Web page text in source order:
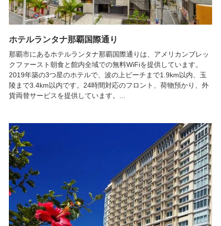
ホテルランタナ那覇国際通り
那覇市にあるホテルランタナ那覇国際通りは、アメリカンブレッ
クファースト朝食と館内全域での無料WiFiを提供しています。
2019年築の3つ星のホテルで、波の上ビーチまで1.9km以内、玉
陵まで3.4km以内です。24時間対応のフロント、荷物預かり、外
貨両替サービスを提供しています。...